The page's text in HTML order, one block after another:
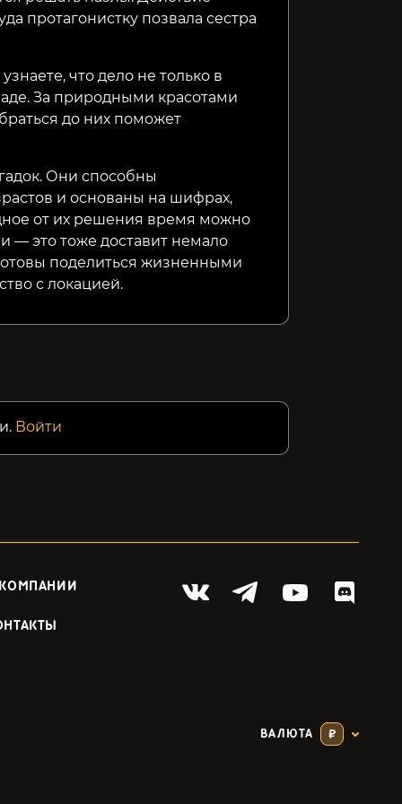
протагонистку позвала сестра
что дело не только в
За природными красотами
до них поможет
Они способны
и основаны на шифрах,
от их решения время можно
— это тоже доставит немало
поделиться жизненными
с локацией.
Войти
ВАЛЮТА ₽